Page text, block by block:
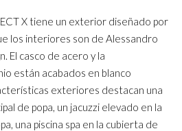
X tiene un exterior diseñado por
los interiores son de Alessandro
El casco de acero y la
están acabados en blanco
exteriores destacan una
de popa, un jacuzzi elevado en la
una piscina spa en la cubierta de